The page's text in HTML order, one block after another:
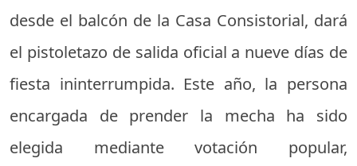
desde el balcón de la Casa Consistorial, dará
el pistoletazo de salida oficial a nueve días de
fiesta ininterrumpida. Este año, la persona
encargada de prender la mecha ha sido
elegida mediante votación popular,